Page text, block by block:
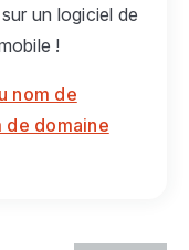
un logiciel de
!
nom de
de domaine